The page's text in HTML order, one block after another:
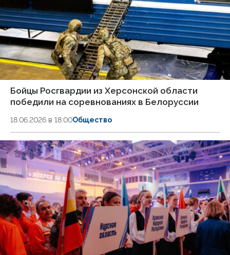
Бойцы Росгвардии из Херсонской области
победили на соревнованиях в Белоруссии
18.06.2026 в 18:00Общество